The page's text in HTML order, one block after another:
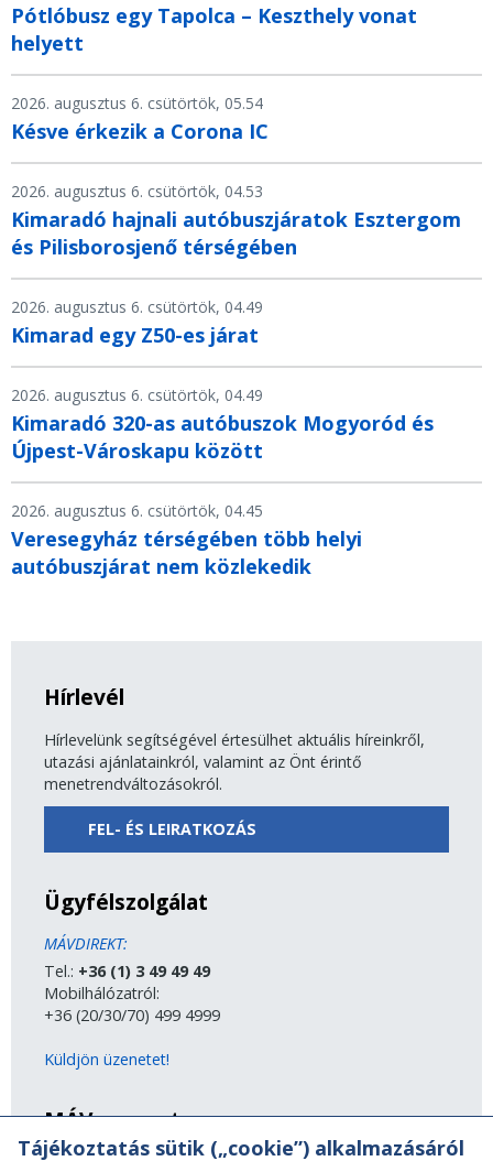
Pótlóbusz egy Tapolca – Keszthely vonat
helyett
2026. augusztus 6. csütörtök, 05.54
Késve érkezik a Corona IC
2026. augusztus 6. csütörtök, 04.53
Kimaradó hajnali autóbuszjáratok Esztergom
és Pilisborosjenő térségében
2026. augusztus 6. csütörtök, 04.49
Kimarad egy Z50-es járat
2026. augusztus 6. csütörtök, 04.49
Kimaradó 320-as autóbuszok Mogyoród és
Újpest-Városkapu között
2026. augusztus 6. csütörtök, 04.45
Veresegyház térségében több helyi
autóbuszjárat nem közlekedik
Hírlevél
Hírlevelünk segítségével értesülhet aktuális híreinkről,
utazási ajánlatainkról, valamint az Önt érintő
menetrendváltozásokról.
FEL- ÉS LEIRATKOZÁS
Ügyfélszolgálat
MÁVDIREKT:
Tel.: +36 (1) 3 49 49 49
Mobilhálózatról:
+36 (20/30/70) 499 4999
Küldjön üzenetet!
MÁV-csoport
A MÁV-csoport tagjai
Tájékoztatás sütik („cookie”) alkalmazásáról